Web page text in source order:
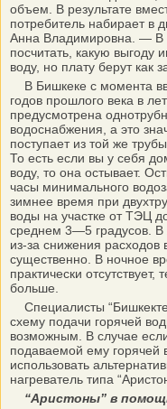
объем. В результате
потребитель набирает в
Анна Влади­ми­ро­вна. — В
посчитать, какую выгоду
воду, но плату берут как
В Бишкеке с момента
годов прошлого века в
предусмотрена
водоснабжения, а это
поступает из той же
То есть если вы у себя
воду, то она остывает.
часы минимального
зимнее время при
воды на участке от ТЭЦ
среднем 3—5 градусов. В
из-за снижения
существенно. В ночное
практически
больше.
Специалисты
схему подачи горячей
возможным. В случае
подаваемой ему горячей
использовать
нагреватель типа
“Аристоны” в